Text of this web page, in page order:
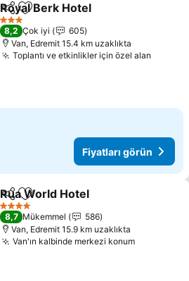
PaylaşFavorilerime ekle
Royal Berk Hotel
3 Yıldız
8,2 Çok iyi
605
Van, Edremit 15.4 km uzaklıkta
Toplantı ve etkinlikler için özel alan
Fiyatları görün
PaylaşFavorilerime ekle
Rua World Hotel
4 Yıldız
8,7 Mükemmel
586
Van, Edremit 15.9 km uzaklıkta
Van'ın kalbinde merkezi konum